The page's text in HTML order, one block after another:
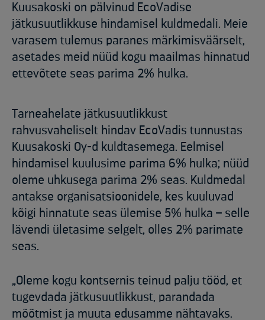
Kuusakoski on pälvinud EcoVadise
jätkusuutlikkuse hindamisel kuldmedali. Meie
varasem tulemus paranes märkimisväärselt,
asetades meid nüüd kogu maailmas hinnatud
ettevõtete seas parima 2% hulka.
Tarneahelate jätkusuutlikkust
rahvusvaheliselt hindav EcoVadis tunnustas
Kuusakoski Oy-d kuldtasemega. Eelmisel
hindamisel kuulusime parima 6% hulka; nüüd
oleme uhkusega parima 2% seas. Kuldmedal
antakse organisatsioonidele, kes kuuluvad
kõigi hinnatute seas ülemise 5% hulka – selle
lävendi ületasime selgelt, olles 2% parimate
seas.
„Oleme kogu kontsernis teinud palju tööd, et
tugevdada jätkusuutlikkust, parandada
mõõtmist ja muuta edusamme nähtavaks.